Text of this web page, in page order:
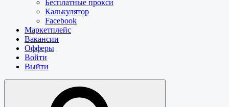
Бесплатные прокси
Калькулятор
Facebook
Маркетплейс
Вакансии
Офферы
Войти
Выйти